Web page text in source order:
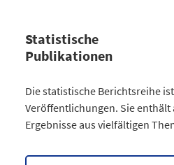
Statistische
Publikationen
Kategorie
Anzahl
Bevölkerung 30
Gesellschaft 64
Die statistische Berichtsreihe
Veröffentlichungen. Sie
Ergebnisse aus vielfältigen